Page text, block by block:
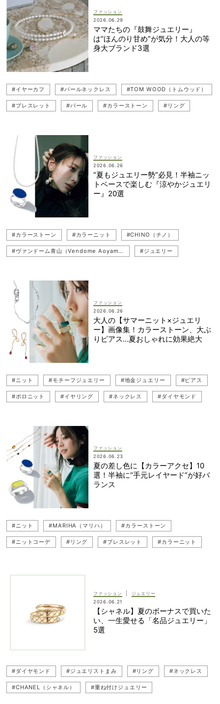
ファッション
2026.06.29
ママたちの『鼓舞ジュエリー』
は“ほんのり甘め”が気分！大人の等
身大ブランド3選
#イヤーカフ #パールネックレス #TOM WOOD（トムウッド）
#ブレスレット #パール #カラーストーン #リング
#HIROTAKA（ヒロタカ）
#笹川友里 #ピアス #パールジュエリー
ファッション
2026.06.26
“夏もジュエリー勢”必見！半袖ニッ
トベースで楽しむ『涼やかジュエリ
ー』20選
#カラーストーン #カラーニット #CHINO（チノ）
#ヴァンドーム青山（Vendome Aoyama） #ジュエリー
#ピアス #半袖 #重ねづけジュエリー
#地金ジュエリー #ダイヤモンド
#MARIHA（マリハ） #HIROTAKA（ヒロタカ）
#DES PRÉS（デ・プレ） #パールジュエリー
#シアートップス（透けトップス）
#パールネックレス #JOHN SMEDLEY（ジョンスメドレー）
#ブレスレット
ファッション
2026.06.26
大人の【サマーニット×ジュエリ
ー】画像集！カラーストーン、大ぶ
りピアス…夏おしゃれに効果絶大
#ニット #モチーフジュエリー #地金ジュエリー #ピアス
#ポロニット #イヤリング #ネックレス #ダイヤモンド
#パールジュエリー #DES PRÉS（デ・プレ）
#パールネックレス #JOHN SMEDLEY（ジョンスメドレー）
#ブレスレット #カラーストーン
#ヴァンドーム青山（Vendome Aoyama） #ニットコーデ
#ete（エテ） #CHINO（チノ）
#重ねづけジュエリー
ファッション
2026.06.23
夏の差し色に【カラーアクセ】10
選！半袖に“手元レイヤード”が好バ
ランス
#ニット #MARIHA（マリハ） #カラーストーン
#ニットコーデ #リング #ブレスレット #カラーニット
#カラージュエリー
ファッション
ジュエリー
2026.06.21
【シャネル】夏のボーナスで買いた
い、一生愛せる「名品ジュエリー」
5選
#ダイヤモンド #ジュエリストまみ #リング #ネックレス
#CHANEL（シャネル） #重ね付けジュエリー